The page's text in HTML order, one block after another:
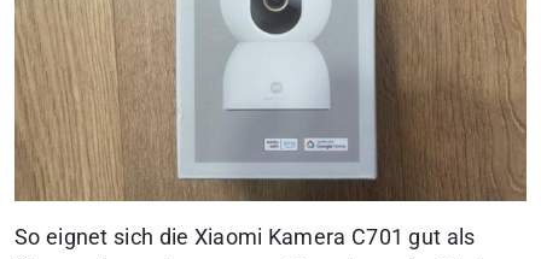
So eignet sich die Xiaomi Kamera C701 gut als